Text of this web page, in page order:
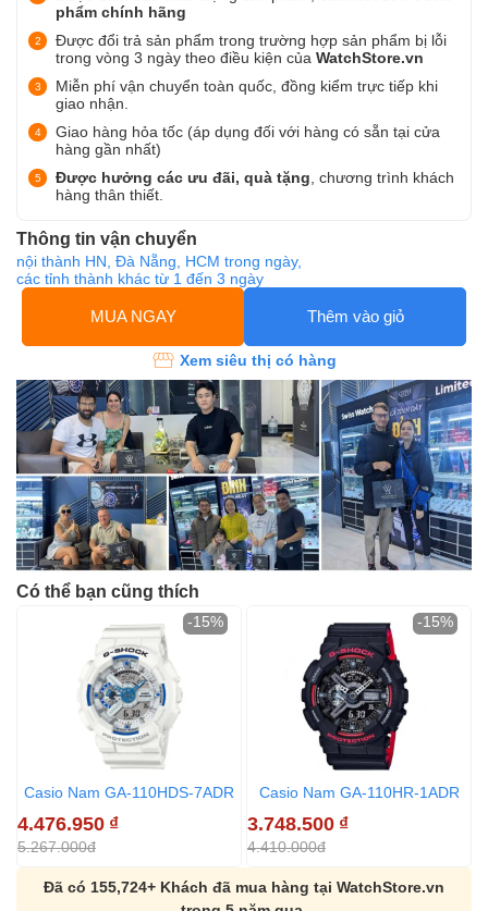
phẩm chính hãng
Được đổi trả sản phẩm trong trường hợp sản phẩm bị lỗi
trong vòng 3 ngày theo điều kiện của WatchStore.vn
Miễn phí vận chuyển toàn quốc, đồng kiểm trực tiếp khi
giao nhận.
Giao hàng hỏa tốc (áp dụng đối với hàng có sẵn tại cửa
hàng gần nhất)
Được hưởng các ưu đãi, quà tặng , chương trình khách
hàng thân thiết.
Thông tin vận chuyển
nội thành HN, Đà Nẵng, HCM trong ngày,
các tỉnh thành khác từ 1 đến 3 ngày
MUA NGAY Thêm vào giỏ
Xem siêu thị có hàng
Có thể bạn cũng thích
Casio Nam GA-110HDS-7ADR
4.476.950 ₫
5.267.000đ
-15%
Casio Nam GA-110HR-1ADR
3.748.500 ₫
4.410.000đ
-15%
Đã có 155,724+ Khách đã mua hàng tại WatchStore.vn